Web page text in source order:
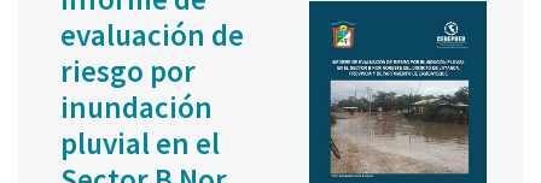
evaluación de
riesgo por
inundación
pluvial en el